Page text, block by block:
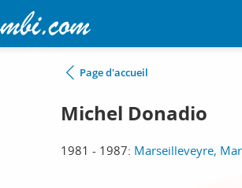
Page d'accueil
Michel Donadio
1981 - 1987: Marseilleveyre,